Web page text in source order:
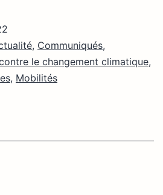
, Communiqués,
le changement climatique,
, Mobilités